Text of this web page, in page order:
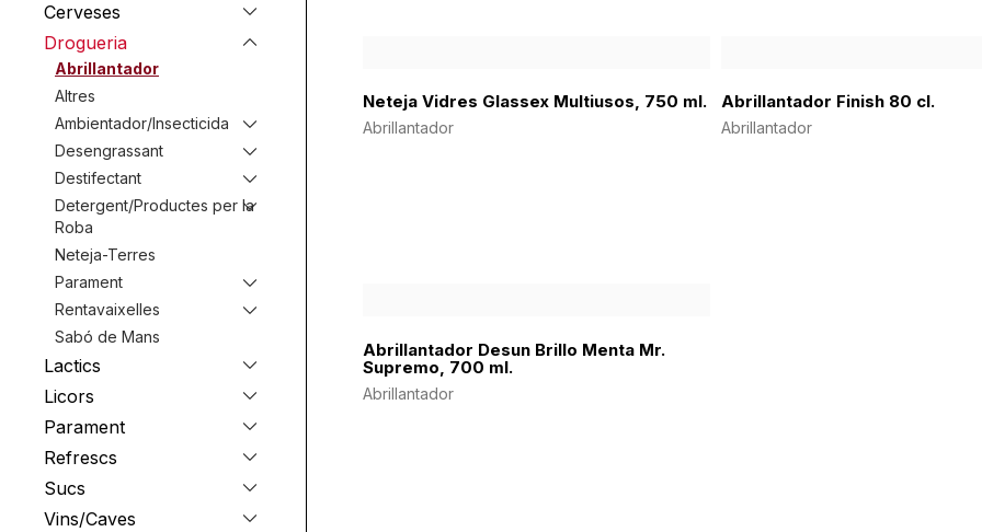
Cerveses
Drogueria
Abrillantador
Altres
Ambientador/Insecticida
Desengrassant
Destifectant
Detergent/Productes per la
Roba
Neteja-Terres
Parament
Rentavaixelles
Sabó de Mans
Lactics
Licors
Parament
Refrescs
Sucs
Vins/Caves
Neteja Vidres Glassex Multiusos, 750 ml.
Abrillantador
Abrillantador Finish 80 cl.
Abrillantador
Abrillantador Desun Brillo Menta Mr.
Supremo, 700 ml.
Abrillantador